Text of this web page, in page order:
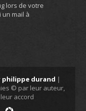
lors de votre
un mail à
philippe durand |
© par leur auteur,
accord